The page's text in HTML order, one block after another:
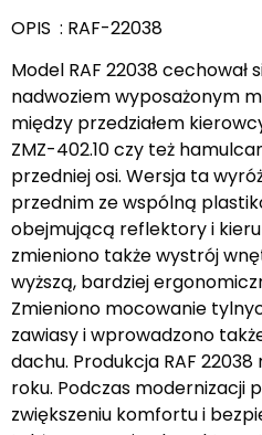
OPIS : RAF-22038
Model RAF 22038 cechował
nadwoziem wyposażonym
między przedziałem
ZMZ-402.10 czy też
przedniej osi. Wersja ta
przednim ze wspólną
obejmującą reflektory i
zmieniono także wystrój
wyższą, bardziej
Zmieniono mocowanie
zawiasy i wprowadzono
dachu. Produkcja RAF 22038
roku. Podczas modernizacji
zwiększeniu komfortu i